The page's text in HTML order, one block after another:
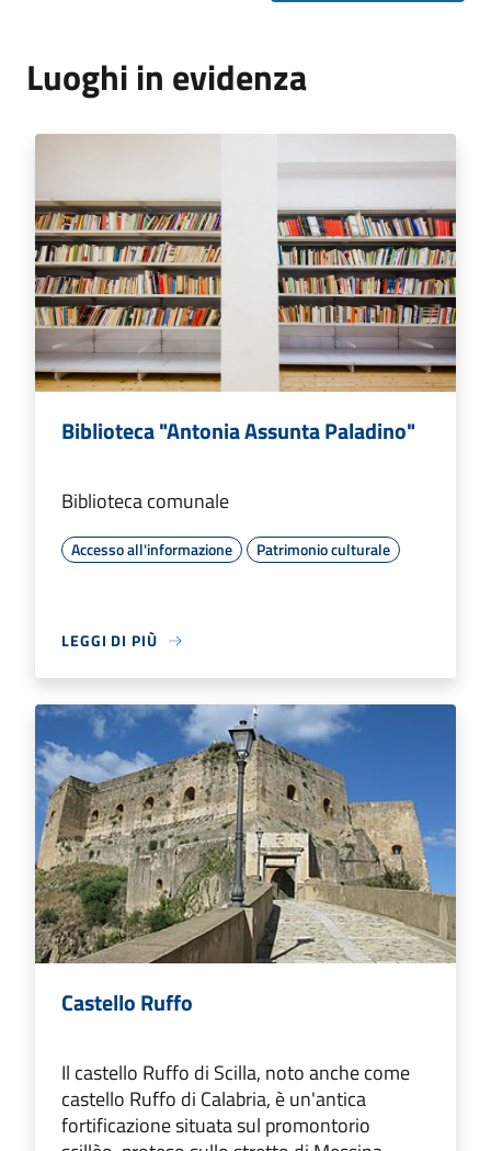
Luoghi in evidenza
Biblioteca "Antonia Assunta Paladino"
Biblioteca comunale
Accesso all'informazione Patrimonio culturale
LEGGI DI PIÙ
Castello Ruffo
Il castello Ruffo di Scilla, noto anche come
castello Ruffo di Calabria, è un'antica
fortificazione situata sul promontorio